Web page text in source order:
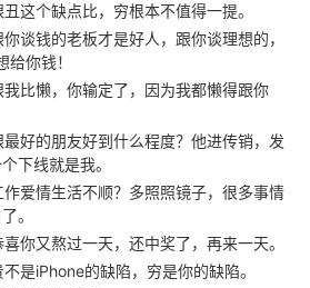
丑这个缺点比，穷根本不值得一提。
你谈钱的老板才是好人，跟你谈理想的，
给你钱！
我比懒，你输定了，因为我都懒得跟你
最好的朋友好到什么程度？他进传销，发
下线就是我。
作爱情生活不顺？多照照镜子，很多事情
。
喜你又熬过一天，还中奖了，再来一天。
不是iPhone的缺陷，穷是你的缺陷。